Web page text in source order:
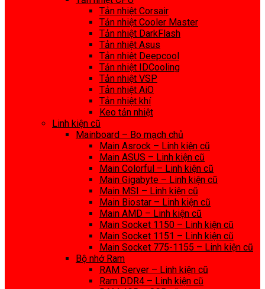
Tản nhiệt Corsair
Tản nhiệt Cooler Master
Tản nhiệt DarkFlash
Tản nhiệt Asus
Tản nhiệt Deepcool
Tản nhiệt IDCooling
Tản nhiệt VSP
Tản nhiệt AiO
Tản nhiệt khí
Keo tản nhiệt
Linh kiện cũ
Mainboard – Bo mạch chủ
Main Asrock – Linh kiện cũ
Main ASUS – Linh kiện cũ
Main Colorful – Linh kiện cũ
Main Gigabyte – Linh kiện cũ
Main MSI – Linh kiện cũ
Main Biostar – Linh kiện cũ
Main AMD – Linh kiện cũ
Main Socket 1150 – Linh kiện cũ
Main Socket 1151 – Linh kiện cũ
Main Socket 775-1155 – Linh kiện cũ
Bộ nhớ Ram
RAM Server – Linh kiện cũ
Ram DDR4 – Linh kiện cũ